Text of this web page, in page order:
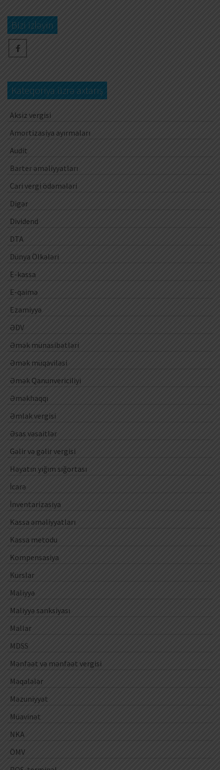
Bizi izləyin
Kateqoriya üzrə axtarış
Aksiz vergisi
Amortizasiya ayırmaları
Audit
Barter əməliyyatları
Cari vergi ödəmələri
Digər
Dividend
DTA
Dünya Ölkələri
E-kassa
E-qaimə
Ezamiyyə
ƏDV
Əmək münasibətləri
Əmək müqaviləsi
Əmək Qanunvericiliyi
Əməkhaqqı
Əmlak vergisi
Əsas vəsaitlər
Gəlir və gəlir vergisi
Həyatın yığım sığortası
İcarə
İnventarizasiya
Kassa əməliyyatları
Kassa metodu
Kompensasiya
Kurslar
Maliyyə
Maliyyə sanksiyası
Mallar
MDSS
Mənfəət və mənfəət vergisi
Məqalələr
Məzuniyyət
Müavinət
NKA
ÖMV